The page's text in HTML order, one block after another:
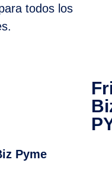
todos los
Pyme